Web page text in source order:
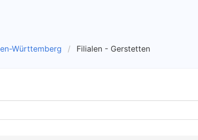
Württemberg Filialen - Gerstetten